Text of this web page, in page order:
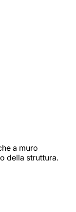
a muro
della struttura.